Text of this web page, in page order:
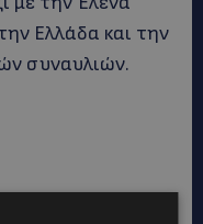
Ελλάδα και την
συναυλιών.